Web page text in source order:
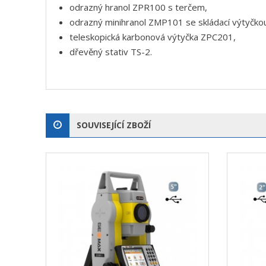
odrazný hranol ZPR100 s terčem,
odrazný minihranol ZMP101 se skládací
teleskopická karbonová výtyčka ZPC201,
dřevěný stativ TS-2.
SOUVISEJÍCÍ ZBOŽÍ